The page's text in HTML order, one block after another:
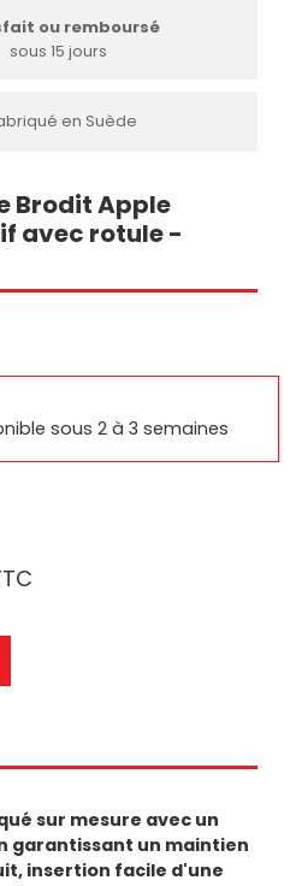
ou remboursé
sous 15 jours
en Suède
Brodit Apple
avec rotule -
sous 2 à 3 semaines
sur mesure avec un
garantissant un maintien
insertion facile d'une